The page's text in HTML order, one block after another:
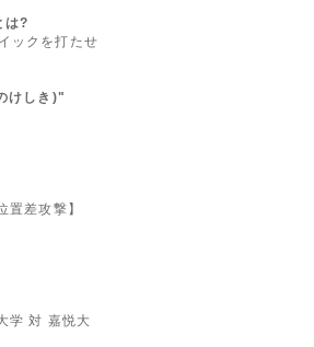
は?
ックを打たせ
けしき)"
差攻撃】
学 対 嘉悦大